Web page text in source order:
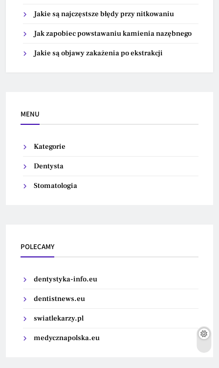
Jakie są najczęstsze błędy przy nitkowaniu
Jak zapobiec powstawaniu kamienia nazębnego
Jakie są objawy zakażenia po ekstrakcji
MENU
Kategorie
Dentysta
Stomatologia
POLECAMY
dentystyka-info.eu
dentistnews.eu
swiatlekarzy.pl
medycznapolska.eu